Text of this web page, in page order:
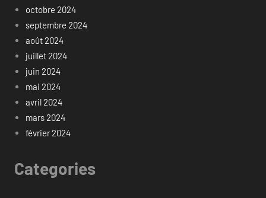
octobre 2024
septembre 2024
août 2024
juillet 2024
juin 2024
mai 2024
avril 2024
mars 2024
février 2024
Categories